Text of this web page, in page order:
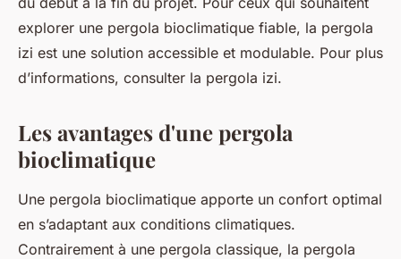
explorer une pergola bioclimatique fiable, la pergola
izi est une solution accessible et modulable. Pour plus
d’informations, consulter la pergola izi.
Les avantages d'une pergola
bioclimatique
Une pergola bioclimatique apporte un confort optimal
en s’adaptant aux conditions climatiques.
Contrairement à une pergola classique, la pergola